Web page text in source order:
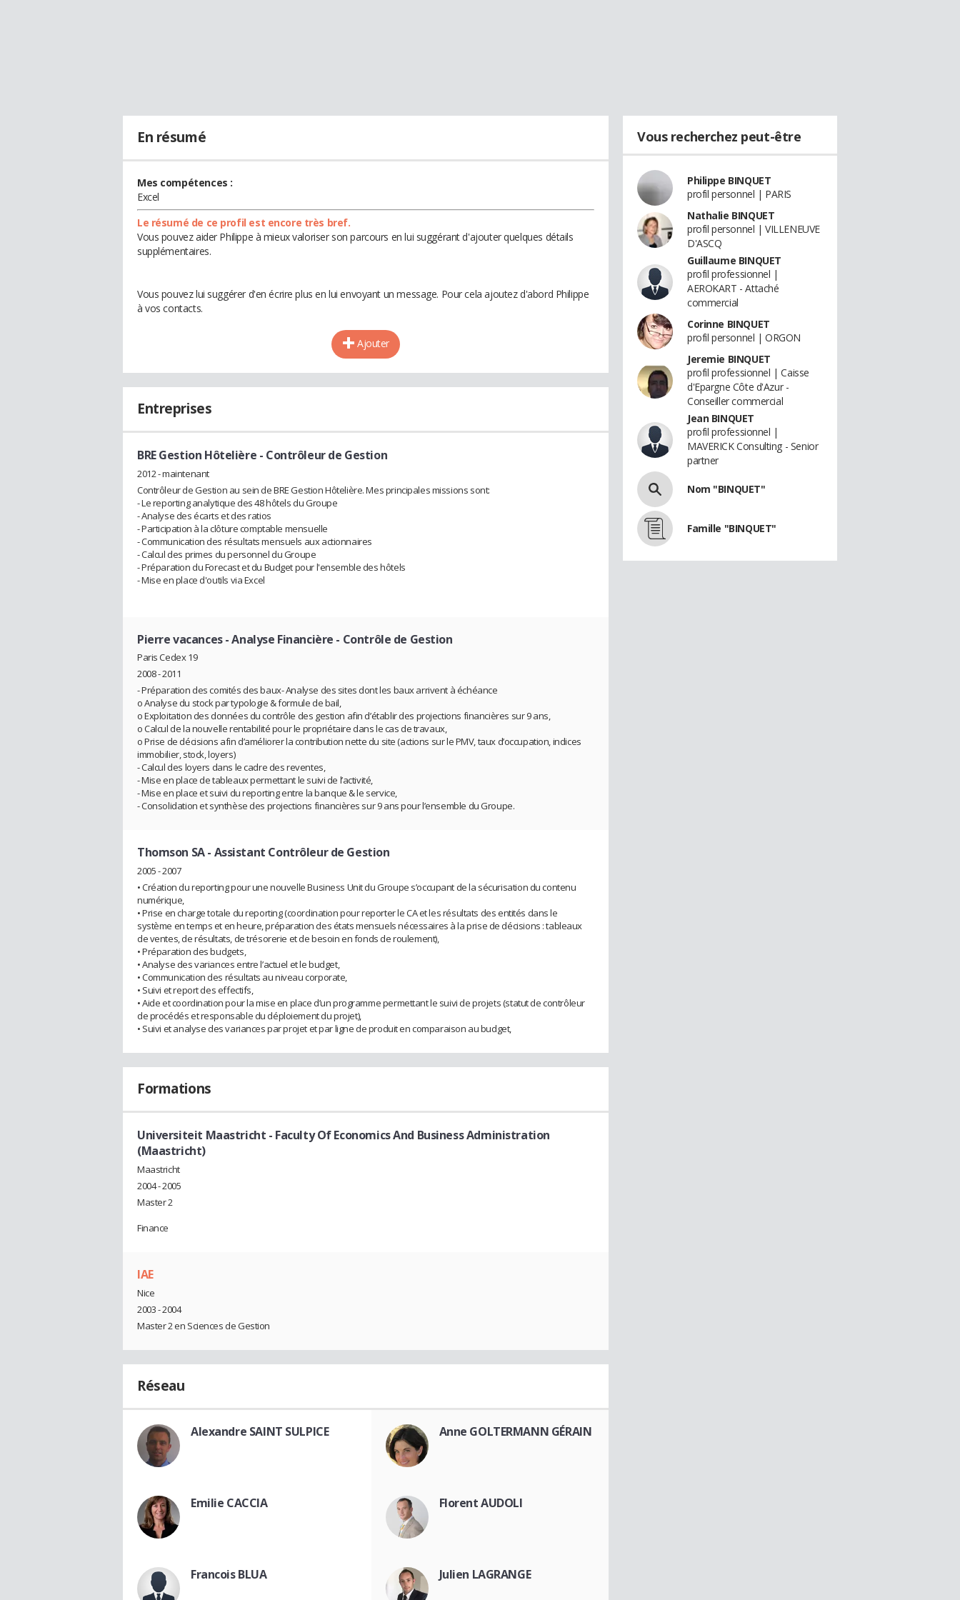
En résumé
Mes compétences :
Excel
Le résumé de ce profil est encore très bref.
Vous pouvez aider Philippe à mieux valoriser son parcours en lui suggérant d'ajouter quelques détails
supplémentaires.
Vous pouvez lui suggérer d'en écrire plus en lui envoyant un message. Pour cela ajoutez d'abord Philippe
à vos contacts.
Ajouter
Entreprises
BRE Gestion Hôtelière - Contrôleur de Gestion
2012 - maintenant
Contrôleur de Gestion au sein de BRE Gestion Hôtelière. Mes principales missions sont:
- Le reporting analytique des 48 hôtels du Groupe
- Analyse des écarts et des ratios
- Participation à la clôture comptable mensuelle
- Communication des résultats mensuels aux actionnaires
- Calcul des primes du personnel du Groupe
- Préparation du Forecast et du Budget pour l'ensemble des hôtels
- Mise en place d'outils via Excel
Pierre vacances- Analyse Financière - Contrôle de Gestion
Paris Cedex 19
2008 - 2011
- Préparation des comités des baux- Analyse des sites dont les baux arrivent à échéance
o Analyse du stock par typologie & formule de bail,
o Exploitation des données du contrôle des gestion afin d’établir des projections financières sur 9 ans,
o Calcul de la nouvelle rentabilité pour le propriétaire dans le cas de travaux,
o Prise de décisions afin d’améliorer la contribution nette du site (actions sur le PMV, taux d’occupation, indices
immobilier, stock, loyers)
- Calcul des loyers dans le cadre des reventes,
- Mise en place de tableaux permettant le suivi de l’activité,
- Mise en place et suivi du reporting entre la banque & le service,
- Consolidation et synthèse des projections financières sur 9 ans pour l’ensemble du Groupe.
Thomson SA- Assistant Contrôleur de Gestion
2005 - 2007
• Création du reporting pour une nouvelle Business Unit du Groupe s’occupant de la sécurisation du contenu
numérique,
• Prise en charge totale du reporting (coordination pour reporter le CA et les résultats des entités dans le
système en temps et en heure, préparation des états mensuels nécessaires à la prise de décisions : tableaux
de ventes, de résultats, de trésorerie et de besoin en fonds de roulement),
• Préparation des budgets,
• Analyse des variances entre l’actuel et le budget,
• Communication des résultats au niveau corporate,
• Suivi et report des effectifs,
• Aide et coordination pour la mise en place d’un programme permettant le suivi de projets (statut de contrôleur
de procédés et responsable du déploiement du projet),
• Suivi et analyse des variances par projet et par ligne de produit en comparaison au budget,
Formations
Universiteit Maastricht - Faculty Of Economics And Business Administration
(Maastricht)
Maastricht
2004 - 2005
Master 2
Finance
IAE
Nice
2003 - 2004
Master 2 en Sciences de Gestion
Réseau
Alexandre SAINT SULPICE Anne GOLTERMANN GÉRAIN
Emilie CACCIA Florent AUDOLI
Francois BLUA Julien LAGRANGE
Vous recherchez peut-être
Philippe BINQUET
profil personnel | PARIS
Nathalie BINQUET
profil personnel | VILLENEUVE
D'ASCQ
Guillaume BINQUET
profil professionnel |
AEROKART - Attaché
commercial
Corinne BINQUET
profil personnel | ORGON
Jeremie BINQUET
profil professionnel | Caisse
d'Epargne Côte d'Azur -
Conseiller commercial
Jean BINQUET
profil professionnel |
MAVERICK Consulting - Senior
partner
Nom "BINQUET"
Famille "BINQUET"